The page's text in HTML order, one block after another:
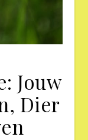
Jouw
Dier